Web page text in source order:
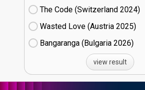
The Code (Switzerland
24)
Wasted Love (Austria
25)
Bangaranga (Bulgaria
26)
view result